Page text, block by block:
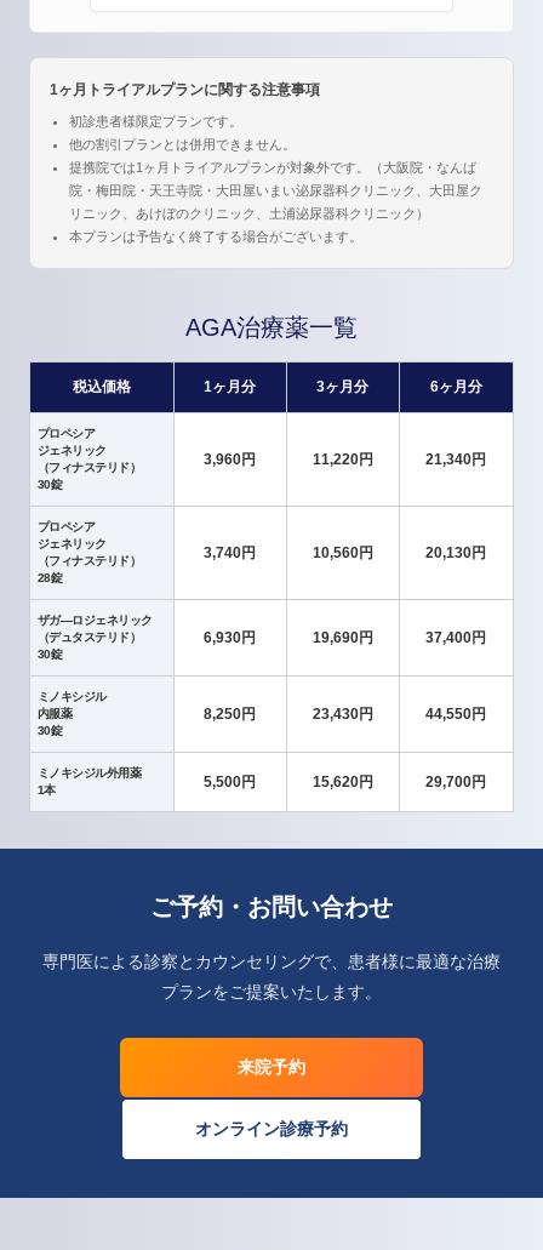
1ヶ月トライアルプランに関する注意事項
初診患者様限定プランです。
他の割引プランとは併用できません。
提携院では1ヶ月トライアルプランが対象外です。（大阪院・なんば
院・梅田院・天王寺院・大田屋いまい泌尿器科クリニック、大田屋ク
リニック、あけぼのクリニック、土浦泌尿器科クリニック）
本プランは予告なく終了する場合がございます。
AGA治療薬一覧
税込価格 1ヶ月分 3ヶ月分 6ヶ月分
プロペシア
ジェネリック
（フィナステリド）
30錠
3,960円 11,220円 21,340円
プロペシア
ジェネリック
（フィナステリド）
28錠
3,740円 10,560円 20,130円
ザガ―ロジェネリック
（デュタステリド）
30錠
6,930円 19,690円 37,400円
ミノキシジル
内服薬
30錠
8,250円 23,430円 44,550円
ミノキシジル外用薬
1本
5,500円 15,620円 29,700円
ご予約・お問い合わせ
専門医による診察とカウンセリングで、患者様に最適な治療
プランをご提案いたします。
来院予約
オンライン診療予約